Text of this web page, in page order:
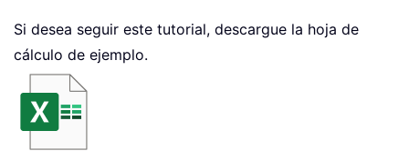
Si desea seguir este tutorial, descargue la hoja de
cálculo de ejemplo.